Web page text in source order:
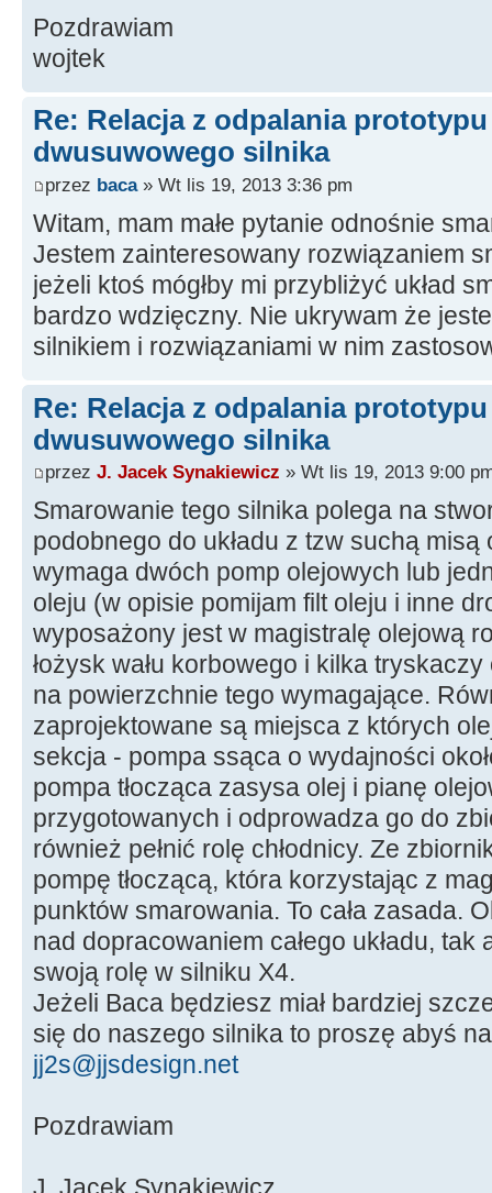
Pozdrawiam
wojtek
Re: Relacja z odpalania
dwusuwowego silnika
przez baca» Wt lis 19, 2013 3:36 pm
Witam, mam małe pytanie odnośnie
Jestem zainteresowany rozwiązaniem
jeżeli ktoś mógłby mi przybliżyć układ
bardzo wdzięczny. Nie ukrywam że
silnikiem i rozwiązaniami w nim
Re: Relacja z odpalania
dwusuwowego silnika
przez J. Jacek Synakiewicz » Wt lis 19, 2013 9:00
Smarowanie tego silnika polega na
podobnego do układu z tzw suchą misą
wymaga dwóch pomp olejowych lub
oleju (w opisie pomijam filt oleju i inne
wyposażony jest w magistralę olejową
łożysk wału korbowego i kilka
na powierzchnie tego wymagające.
zaprojektowane są miejsca z których
sekcja - pompa ssąca o wydajności
pompa tłocząca zasysa olej i pianę
przygotowanych i odprowadza go do
również pełnić rolę chłodnicy. Ze
pompę tłoczącą, która korzystając z
punktów smarowania. To cała zasada.
nad dopracowaniem całego układu, tak
swoją rolę w silniku X4.
Jeżeli Baca będziesz miał bardziej
się do naszego silnika to proszę abyś
jj2s@jjsdesign.net
Pozdrawiam